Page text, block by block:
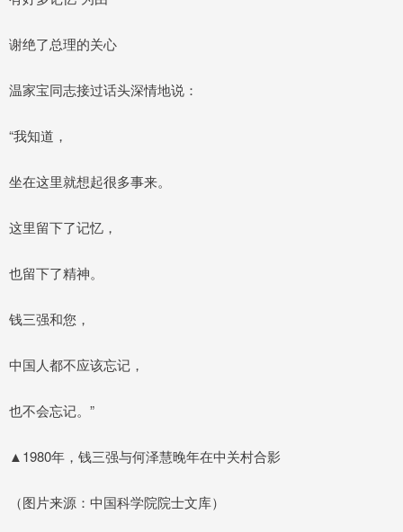
谢绝了总理的关心
温家宝同志接过话头深情地说：
“我知道，
坐在这里就想起很多事来。
这里留下了记忆，
也留下了精神。
钱三强和您，
中国人都不应该忘记，
也不会忘记。”
▲1980年，钱三强与何泽慧晚年在中关村合影
（图片来源：中国科学院院士文库）